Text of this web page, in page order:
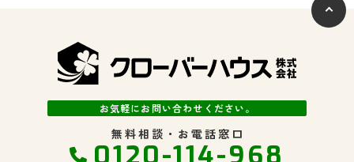
お気軽にお問い合わせください。
無料相談・お電話窓口